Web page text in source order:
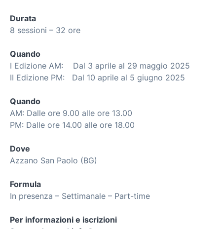
Durata
8 sessioni – 32 ore
Quando
I Edizione AM: Dal 3 aprile al 29 maggio 2025
II Edizione PM: Dal 10 aprile al 5 giugno 2025
Quando
AM: Dalle ore 9.00 alle ore 13.00
PM: Dalle ore 14.00 alle ore 18.00
Dove
Azzano San Paolo (BG)
Formula
In presenza – Settimanale – Part-time
Per informazioni e iscrizioni